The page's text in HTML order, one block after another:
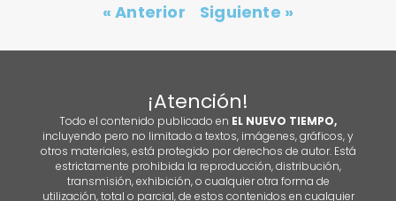
« Anterior Siguiente »
¡Atención!
Todo el contenido publicado en EL NUEVO TIEMPO,
incluyendo pero no limitado a textos, imágenes, gráficos, y
otros materiales, está protegido por derechos de autor. Está
estrictamente prohibida la reproducción, distribución,
transmisión, exhibición, o cualquier otra forma de
utilización, total o parcial, de estos contenidos en cualquier